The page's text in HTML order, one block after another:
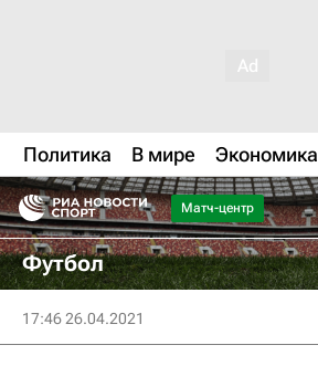
Политика В мире Экономика
Матч-центр
Футбол
17:46 26.04.2021